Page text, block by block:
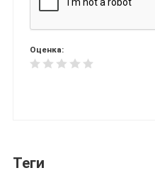
Оценка:
Теги